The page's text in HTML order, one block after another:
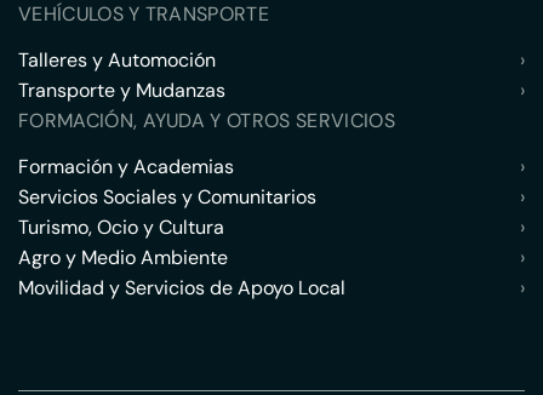
VEHÍCULOS Y TRANSPORTE
Talleres y Automoción
›
Transporte y Mudanzas
›
FORMACIÓN, AYUDA Y OTROS SERVICIOS
Formación y Academias
›
Servicios Sociales y Comunitarios
›
Turismo, Ocio y Cultura
›
Agro y Medio Ambiente
›
Movilidad y Servicios de Apoyo Local
›